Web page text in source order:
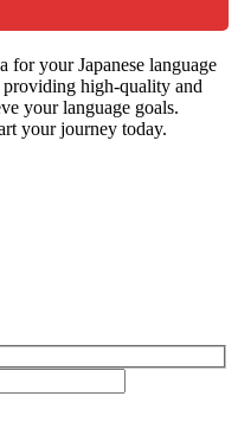
your Japanese language
providing high-quality and
your language goals.
your journey today.